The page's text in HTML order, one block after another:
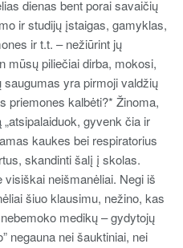
dienas bent porai savaičių
ir studijų įstaigas, gamyklas,
ir t.t. – nežiūrint jų
mūsų piliečiai dirba, mokosi,
yra pirmoji valdžių
priemones kalbėti?* Žinoma,
gyvenk čia ir
kaukes bei respiratorius
skandinti šalį į skolas.
visiškai neišmanėliai. Negi iš
šiuo klausimu, nežino, kas
medikų – gydytojų
negauna nei šauktiniai, nei